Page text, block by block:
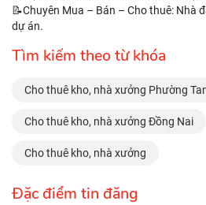
📝Chuyên Mua – Bán – Cho thuê: Nhà
dự án.
Tìm kiếm theo từ khóa
Cho thuê kho, nhà xưởng Phường
Cho thuê kho, nhà xưởng Đồng Nai
Cho thuê kho, nhà xưởng
Đặc điểm tin đăng